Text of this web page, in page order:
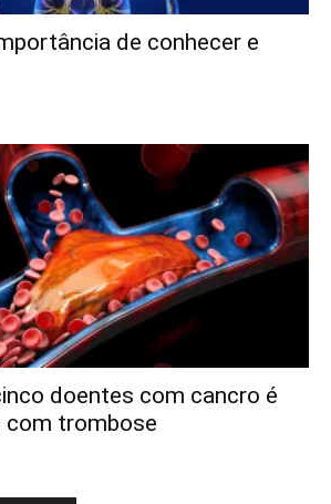
de conhecer e
doentes com cancro é
com trombose